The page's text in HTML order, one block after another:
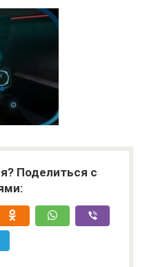
Поделиться с